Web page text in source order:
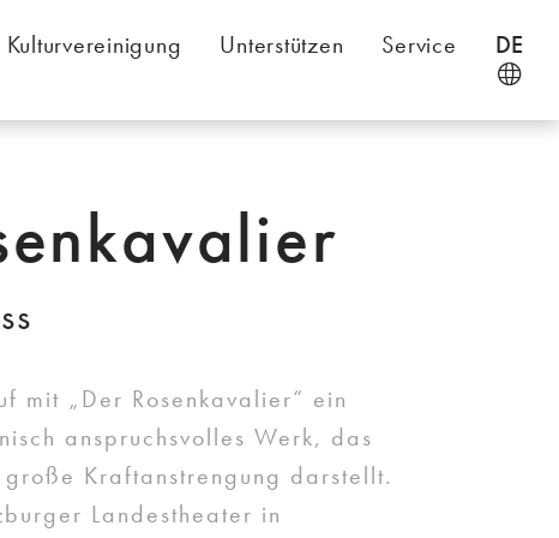
Kulturvereinigung Unterstützen Service DE
mit „Der Rosenkavalier“ ein
anspruchsvolles Werk, das
Kraftanstrengung darstellt.
Landestheater in